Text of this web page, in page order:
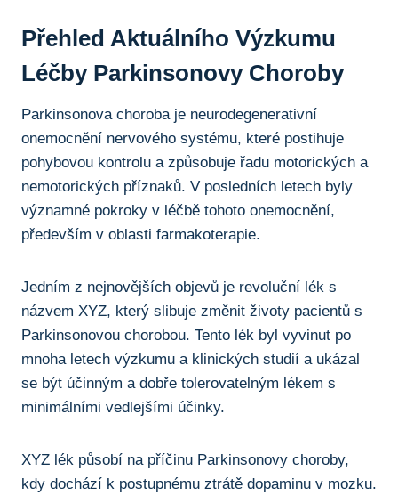
Přehled Aktuálního Výzkumu
Léčby Parkinsonovy Choroby
Parkinsonova choroba je‍ neurodegenerativní⁣
onemocnění nervového systému, které postihuje
pohybovou kontrolu a způsobuje řadu motorických ⁣a
nemotorických​ příznaků. V posledních letech byly
významné pokroky ⁢v léčbě ‌tohoto onemocnění,
především v ⁢oblasti farmakoterapie.
Jedním⁤ z‍ nejnovějších objevů je revoluční lék s
názvem XYZ, ⁣který slibuje‍ změnit‍ životy pacientů s
Parkinsonovou chorobou. Tento ​lék byl vyvinut po
mnoha letech výzkumu a klinických studií a ukázal
se být účinným⁤ a‌ dobře tolerovatelným lékem⁣ s
minimálními vedlejšími účinky.
XYZ lék‌ působí na příčinu Parkinsonovy choroby,
kdy dochází k⁤ postupnému ztrátě dopaminu v mozku.